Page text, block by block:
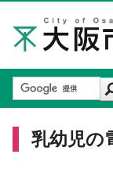
乳幼児の